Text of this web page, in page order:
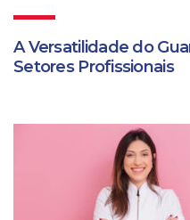
A Versatilidade do
Setores Profissionais